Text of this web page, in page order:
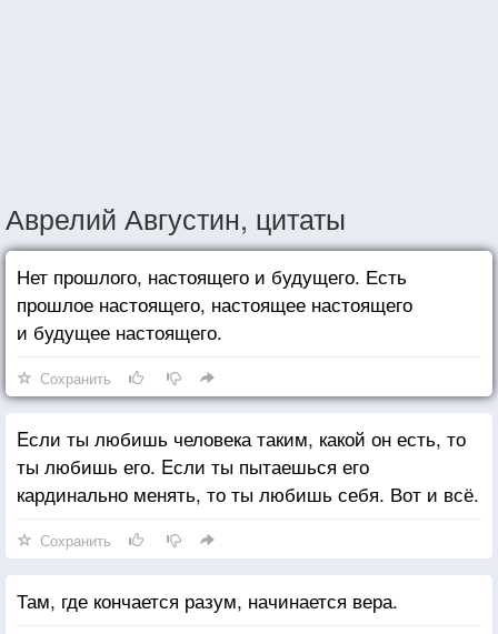
Аврелий Августин, цитаты
Нет прошлого, настоящего и будущего. Есть
прошлое настоящего, настоящее настоящего
и будущее настоящего.
Сохранить
Eсли ты любишь человека таким, какой он есть, то
ты любишь его. Eсли ты пытаешься его
кардинально менять, то ты любишь себя. Вот и всё.
Сохранить
Там, где кончается разум, начинается вера.